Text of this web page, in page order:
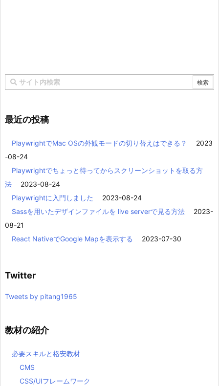
最近の投稿
PlaywrightでMac OSの外観モードの切り替えはできる？
2023
-08-24
Playwrightでちょっと待ってからスクリーンショットを取る方
法
2023-08-24
Playwrightに入門しました
2023-08-24
Sassを用いたデザインファイルを live serverで見る方法
2023-
08-21
React NativeでGoogle Mapを表示する
2023-07-30
Twitter
Tweets by pitang1965
教材の紹介
必要スキルと格安教材
CMS
CSS/UIフレームワーク